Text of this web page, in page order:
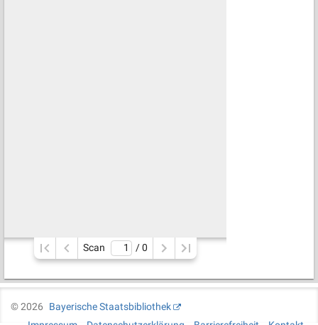
Scan / 0
©2026
Bayerische Staatsbibliothek